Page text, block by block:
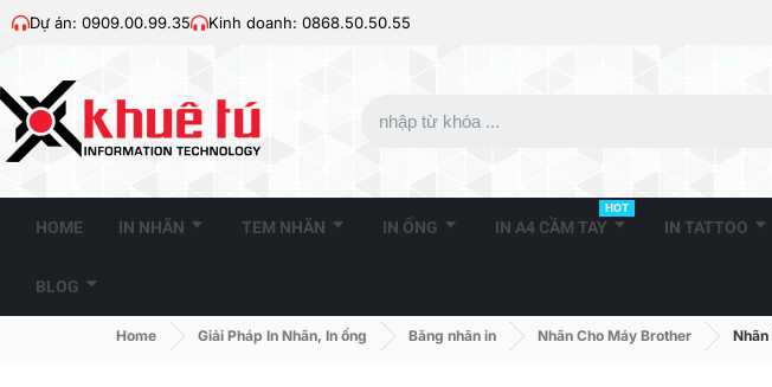
Dự án: 0909.00.99.35 Kinh doanh: 0868.50.50.55
HOME IN NHÃN TEM NHÃN IN ỐNG IN A4 CẦM TAY
HOT
IN TATTOO
BLOG
Home Giải Pháp In Nhãn, In ống Băng nhãn in Nhãn Cho Máy Brother